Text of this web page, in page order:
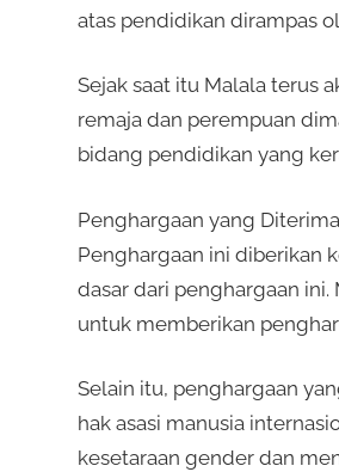
atas pendidikan dirampas
Sejak saat itu Malala terus
remaja dan perempuan
bidang pendidikan yang
Penghargaan yang
Penghargaan ini diberikan
dasar dari penghargaan
untuk memberikan
Selain itu, penghargaan
hak asasi manusia
kesetaraan gender dan